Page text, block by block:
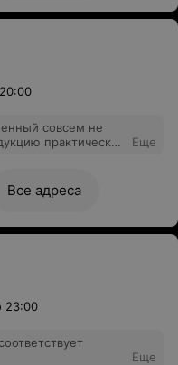
совсем не
практически
с нарушением
приносишь
сроком
куплен пакет
Еще
Все адреса
23:00
Еще